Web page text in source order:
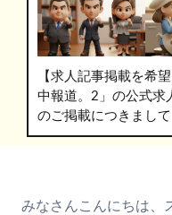
【求人記事掲載を希
中報道。2」の公式求
のご掲載につきまして
みなさんこんにちは、